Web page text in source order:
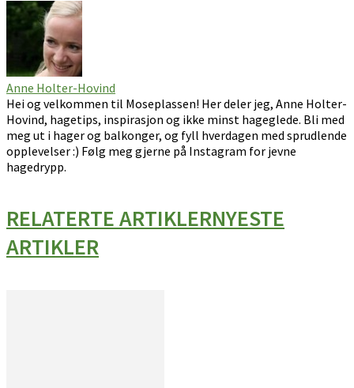
Anne Holter-Hovind
Hei og velkommen til Moseplassen! Her deler jeg, Anne Holter-
Hovind, hagetips, inspirasjon og ikke minst hageglede. Bli med
meg ut i hager og balkonger, og fyll hverdagen med sprudlende
opplevelser :) Følg meg gjerne på Instagram for jevne
hagedrypp.
RELATERTE ARTIKLERNYESTE
ARTIKLER